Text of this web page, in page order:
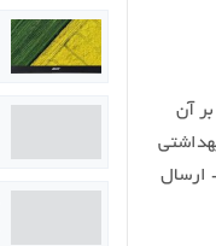
بر آن
بهداشتی
مداری مشتری و حسن خلق با مشتریان کما اینکه تا الان بر این رویه بوده است. ۳- ارسال